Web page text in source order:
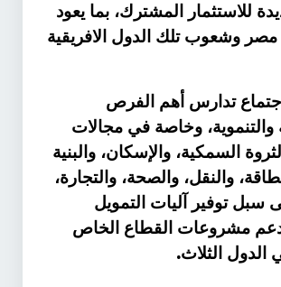
للاستثمار المشترك، بما يعود
مصر وشعوب تلك الدول الافريقية
تدارس أهم الفرص
والتنموية، وخاصة في مجالات
السمكية، والإسكان، والبنية
والنقل، والصحة، والتجارة،
سبل توفير آليات التمويل
لدعم مشروعات القطاع الخاص
الدول الثلاث.